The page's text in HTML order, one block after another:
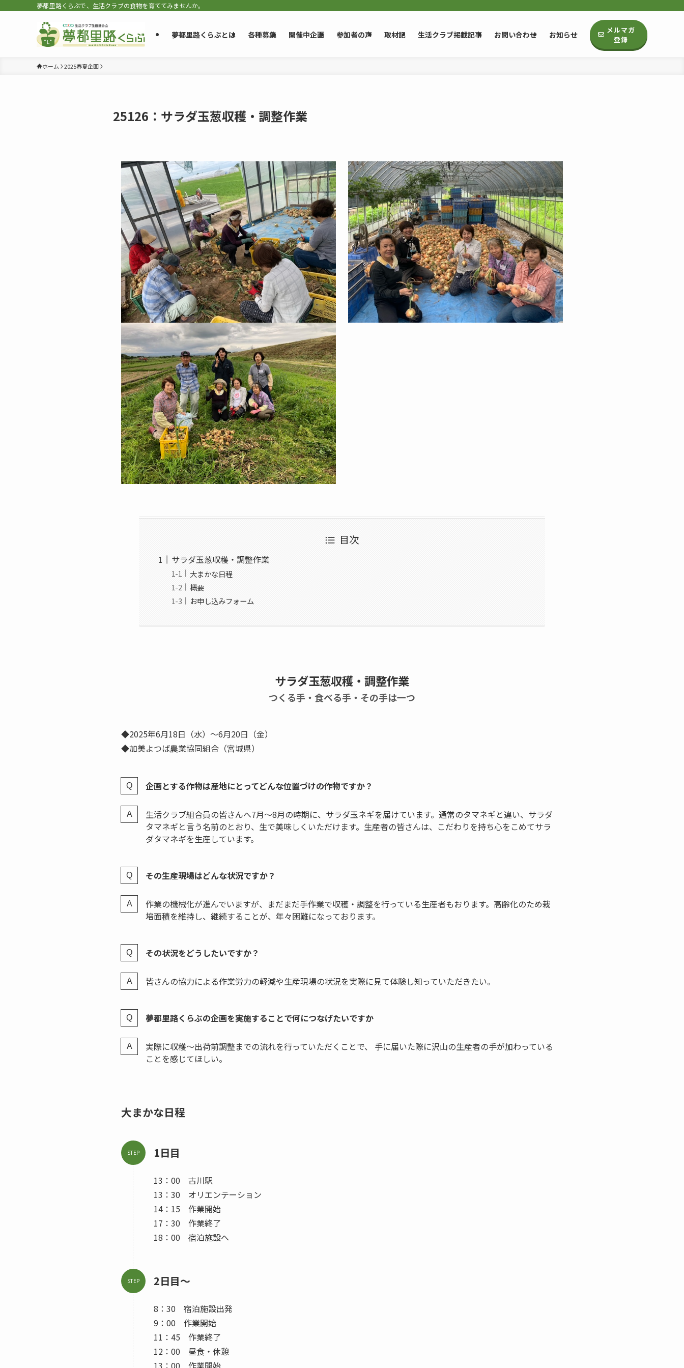
夢都里路くらぶで、生活クラブの食物を育ててみませんか。
夢都里路くらぶとは 各種募集 開催中企画 参加者の声 取材記 生活クラブ掲載記事 お問い合わせ お知らせ
メルマガ
登録
ホーム 2025春夏企画
25126：サラダ玉葱収穫・調整作業
目次
サラダ玉葱収穫・調整作業
大まかな日程
概要
お申し込みフォーム
サラダ玉葱収穫・調整作業
つくる手・食べる手・その手は一つ
◆2025年6月18日（水）～6月20日（金）
◆加美よつば農業協同組合（宮城県）
企画とする作物は産地にとってどんな位置づけの作物ですか？
生活クラブ組合員の皆さんへ7月～8月の時期に、サラダ玉ネギを届けています。通常のタマネギと違い、サラダ
タマネギと言う名前のとおり、生で美味しくいただけます。生産者の皆さんは、こだわりを持ち心をこめてサラ
ダタマネギを生産しています。
その生産現場はどんな状況ですか？
作業の機械化が進んでいますが、まだまだ手作業で収穫・調整を行っている生産者もおります。高齢化のため栽
培面積を維持し、継続することが、年々困難になっております。
その状況をどうしたいですか？
皆さんの協力による作業労力の軽減や生産現場の状況を実際に見て体験し知っていただきたい。
夢都里路くらぶの企画を実施することで何につなげたいですか
実際に収穫～出荷前調整までの流れを行っていただくことで、 手に届いた際に沢山の生産者の手が加わっている
ことを感じてほしい。
大まかな日程
STEP 1日目
13：00 古川駅
13：30 オリエンテーション
14：15 作業開始
17：30 作業終了
18：00 宿泊施設へ
STEP 2日目〜
8：30 宿泊施設出発
9：00 作業開始
11：45 作業終了
12：00 昼食・休憩